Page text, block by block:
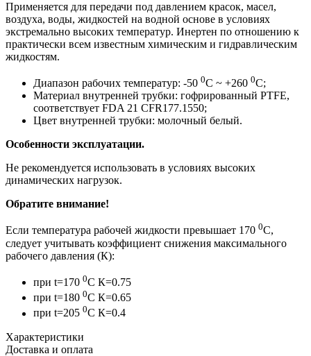
Применяется для передачи под давлением красок, масел,
воздуха, воды, жидкостей на водной основе в условиях
экстремально высоких температур. Инертен по отношению к
практически всем известным химическим и гидравлическим
жидкостям.
Диапазон рабочих температур: -50 0С ~ +260 0С;
Материал внутренней трубки: гофрированный PTFE,
соответствует FDA 21 CFR177.1550;
Цвет внутренней трубки: молочный белый.
Особенности эксплуатации.
Не рекомендуется использовать в условиях высоких
динамических нагрузок.
Обратите внимание!
Если температура рабочей жидкости превышает 170 0С,
следует учитывать коэффициент снижения максимального
рабочего давления (К):
при t=170 0C К=0.75
при t=180 0C К=0.65
при t=205 0C К=0.4
Характеристики
Доставка и оплата